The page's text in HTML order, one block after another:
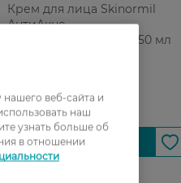
Крем для лица Skinormil
АнтиАкне
Восстанавливающий 50 мл
веб-сайта и
наш
узнать больше об
в отношении